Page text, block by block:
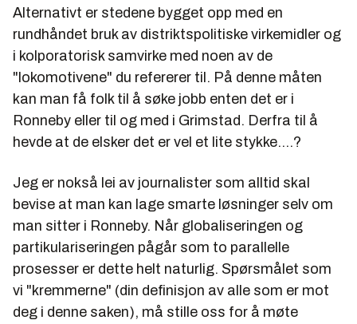
Alternativt er stedene bygget opp med en
rundhåndet bruk av distriktspolitiske virkemidler og
i kolporatorisk samvirke med noen av de
"lokomotivene" du refererer til. På denne måten
kan man få folk til å søke jobb enten det er i
Ronneby eller til og med i Grimstad. Derfra til å
hevde at de elsker det er vel et lite stykke....?
Jeg er nokså lei av journalister som alltid skal
bevise at man kan lage smarte løsninger selv om
man sitter i Ronneby. Når globaliseringen og
partikulariseringen pågår som to parallelle
prosesser er dette helt naturlig. Spørsmålet som
vi "kremmerne" (din definisjon av alle som er mot
deg i denne saken), må stille oss for å møte